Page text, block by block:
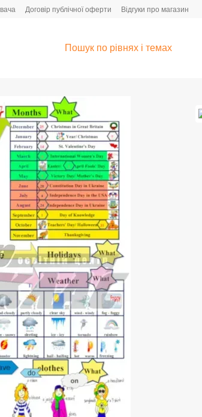
Договір публічної оферти Відгуки про магазин
Пошук по рівнях і темах